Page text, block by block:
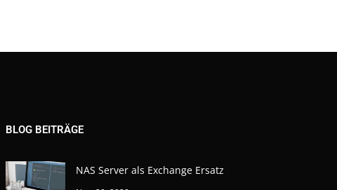
BLOG BEITRÄGE
NAS Server als Exchange Ersatz